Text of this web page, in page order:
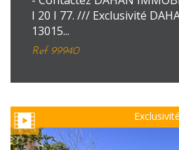
I 20 I 77. /// Exclusivité
13015...
Ref99940
Exclusivité